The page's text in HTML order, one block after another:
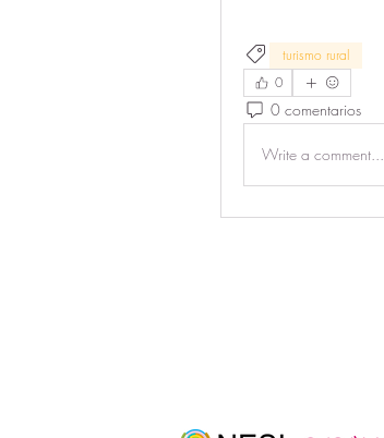
turismo rural
0
0 comentarios
Write a comment...